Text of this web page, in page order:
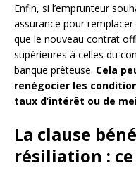
Enfin, si l’emprunteur
assurance pour remplacer
que le nouveau contrat
supérieures à celles du
banque prêteuse. Cela
renégocier les
taux d’intérêt ou de
La clause
résiliation :